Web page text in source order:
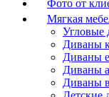
Фото от
Мягкая
Угловые
Диваны
Диваны
Диваны
Диваны